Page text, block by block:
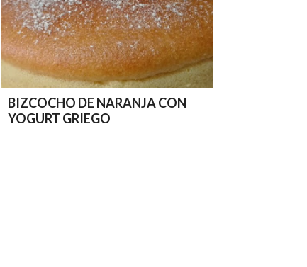
BIZCOCHO DE NARANJA CON
YOGURT GRIEGO